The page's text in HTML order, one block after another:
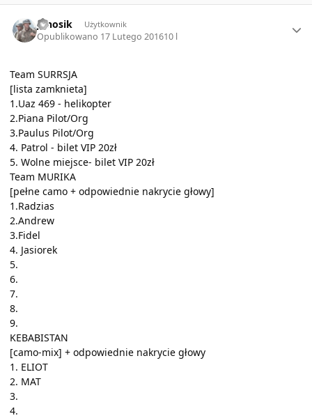
Janosik Użytkownik
Opublikowano 17 Lutego 201610 l
Team SURRSJA
[lista zamknieta]
1.Uaz 469 - helikopter
2.Piana Pilot/Org
3.Paulus Pilot/Org
4. Patrol - bilet VIP 20zł
5. Wolne miejsce- bilet VIP 20zł
Team MURIKA
[pełne camo + odpowiednie nakrycie głowy]
1.Radzias
2.Andrew
3.Fidel
4. Jasiorek
5.
6.
7.
8.
9.
KEBABISTAN
[camo-mix] + odpowiednie nakrycie głowy
1. ELIOT
2. MAT
3.
4.